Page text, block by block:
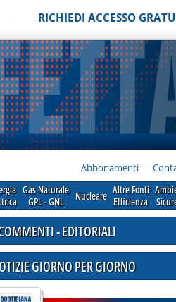
RICHIEDI ACCESSO
Abbonamenti
Gas Naturale
GPL - GNL
Nucleare Altre Fonti
Efficienza
- EDITORIALI
GIORNO PER GIORNO